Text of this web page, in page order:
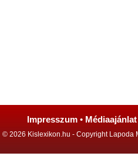
Impresszum • Médiaajánlat
© 2026 Kislexikon.hu - Copyright Lapoda